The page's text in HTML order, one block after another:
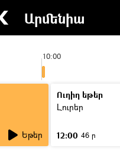
Արմենիա
10:00
Եթեր
Ուղիղ եթեր
Լուրեր
12:00 46 ր